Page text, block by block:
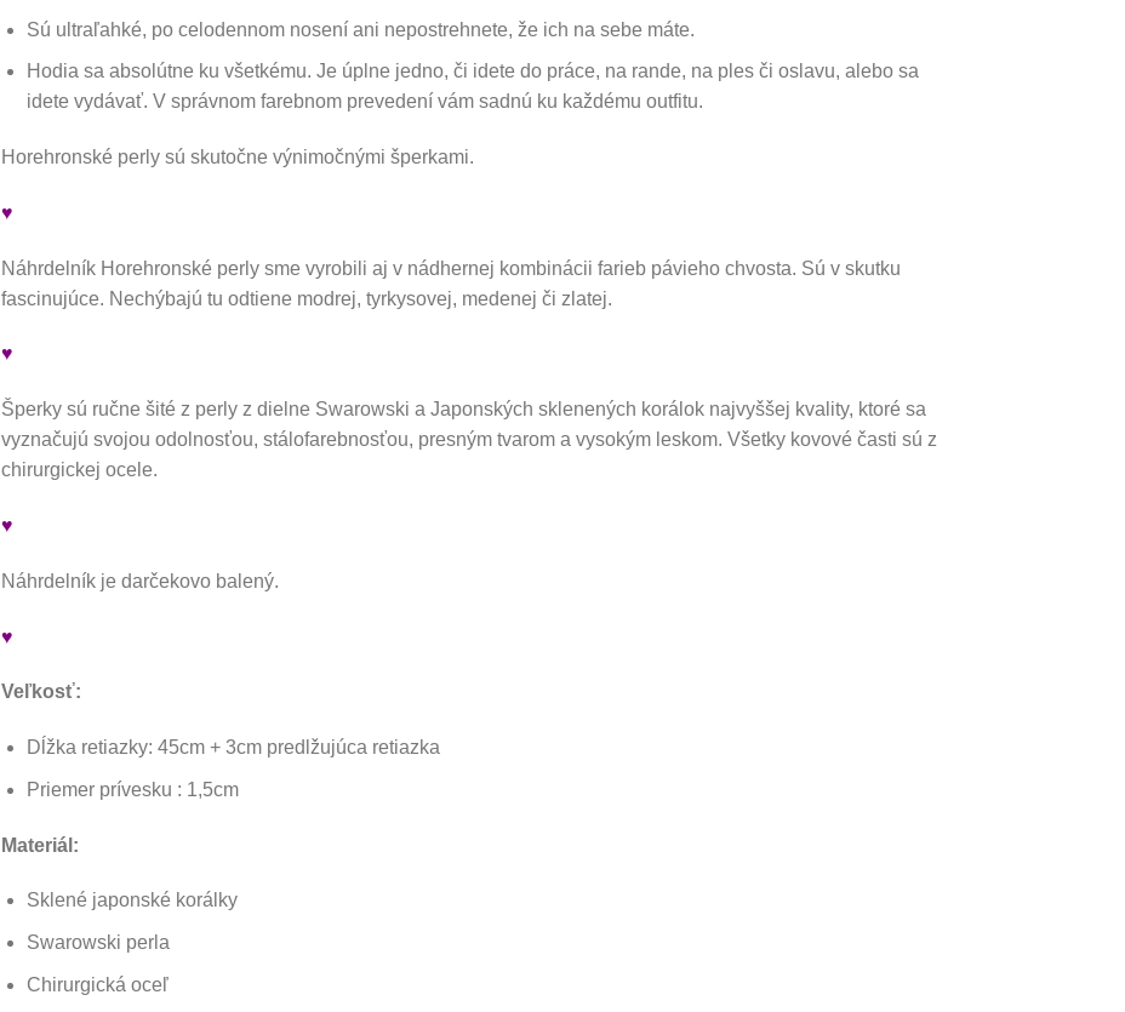
Sú ultraľahké, po celodennom nosení ani nepostrehnete, že ich na sebe máte.
Hodia sa absolútne ku všetkému. Je úplne jedno, či idete do práce, na rande, na ples či oslavu, alebo sa
idete vydávať. V správnom farebnom prevedení vám sadnú ku každému outfitu.
Horehronské perly sú skutočne výnimočnými šperkami.
♥
Náhrdelník Horehronské perly sme vyrobili aj v nádhernej kombinácii farieb pávieho chvosta. Sú v skutku
fascinujúce. Nechýbajú tu odtiene modrej, tyrkysovej, medenej či zlatej.
♥
Šperky sú ručne šité z perly z dielne Swarowski a Japonských sklenených korálok najvyššej kvality, ktoré sa
vyznačujú svojou odolnosťou, stálofarebnosťou, presným tvarom a vysokým leskom. Všetky kovové časti sú z
chirurgickej ocele.
♥
Náhrdelník je darčekovo balený.
♥
Veľkosť:
Dĺžka retiazky: 45cm + 3cm predlžujúca retiazka
Priemer prívesku : 1,5cm
Materiál:
Sklené japonské korálky
Swarowski perla
Chirurgická oceľ